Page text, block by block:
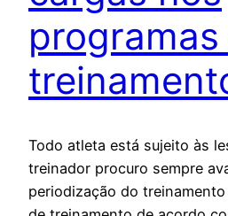
Todo atleta está sujeito às
treinador procuro sempre
periodização do